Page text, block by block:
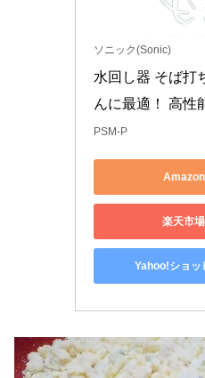
ソニック(Sonic)
水回し器 そば打
んに最適！ 高性
PSM-P
楽天市
Yahoo!ショッ